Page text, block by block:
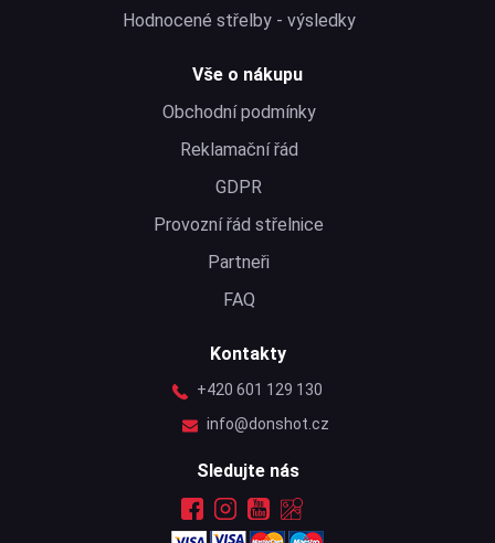
Hodnocené střelby - výsledky
Vše o nákupu
Obchodní podmínky
Reklamační řád
GDPR
Provozní řád střelnice
Partneři
FAQ
Kontakty
+420 601 129 130
info@donshot.cz
Sledujte nás